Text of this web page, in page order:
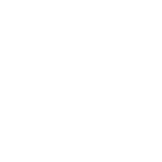
」（以下簡稱本公司）所提供，讓
或服務，並由商店將買賣／分期付款
契約關係目的，商店將以您的個人
灣大哥大進項蒐集、處理及利用，
運費